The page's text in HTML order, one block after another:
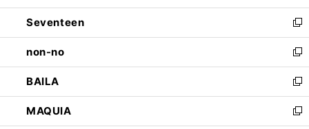
開
く
ウ
で
開
く
ン
ド
ウ
で
開
く
Seventeen
新
し
い
ウ
ィ
ン
ド
ウ
non-no
新
し
い
ウ
ィ
BAILA
新
し
い
MAQUIA
新